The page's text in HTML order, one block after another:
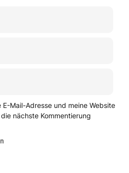
E-Mail-Adresse und meine Website
nächste Kommentierung